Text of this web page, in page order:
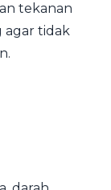
tekanan
agar tidak